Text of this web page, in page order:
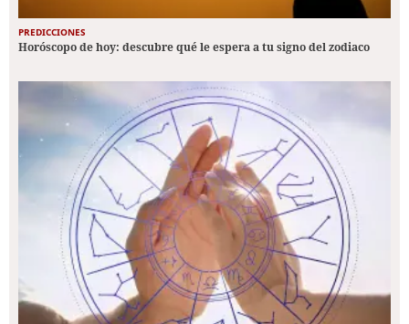
PREDICCIONES
Horóscopo de hoy: descubre qué le espera a tu signo del zodiaco